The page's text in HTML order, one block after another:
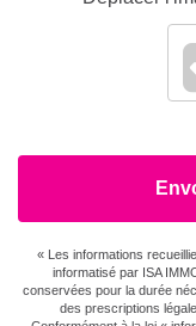
« Les informations
informatisé par ISA
conservées pour la durée
des prescriptions